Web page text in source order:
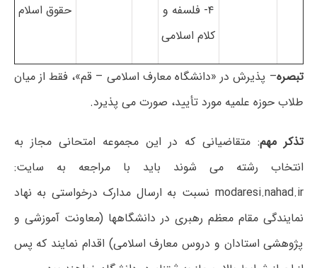
۴- فلسفه و
کلام اسلامی
حقوق اسلام
تبصره– پذیرش در «دانشگاه معارف اسلامی – قم»، فقط از میان
طلاب حوزه علمیه مورد تأیید، صورت می پذیرد.
تذکر مهم: متقاضیانی که در این مجموعه امتحانی مجاز به
انتخاب رشته می شوند باید با مراجعه به سایت:
modaresi.nahad.ir نسبت به ارسال مدارک درخواستی به نهاد
نمایندگی مقام معظم رهبری در دانشگاهها (معاونت آموزشی و
پژوهشی استادان و دروس معارف اسلامی) اقدام نمایند که پس